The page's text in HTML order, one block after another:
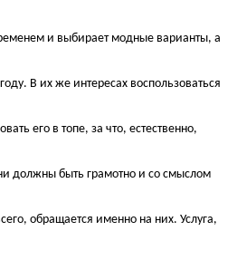
и выбирает модные варианты, а
В их же интересах воспользоваться
его в топе, за что, естественно,
должны быть грамотно и со смыслом
обращается именно на них. Услуга,